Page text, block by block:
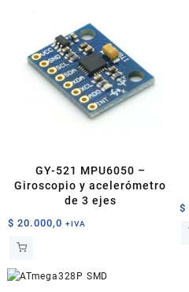
GY-521 MPU6050 –
Giroscopio y acelerómetro
de 3 ejes
$ 20.000,0 +IVA
$